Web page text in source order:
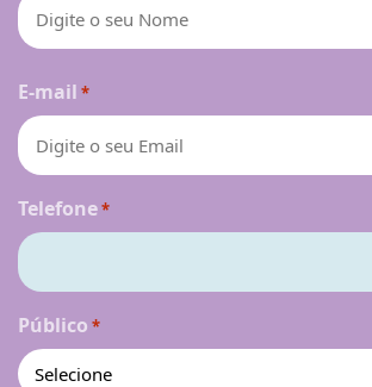
E-mail *
Telefone*
Público *